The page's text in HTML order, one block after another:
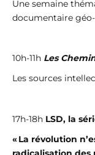
Une semaine
documentaire
10h-11h Les
Les sources
17h-18h LSD, la
« La révolution